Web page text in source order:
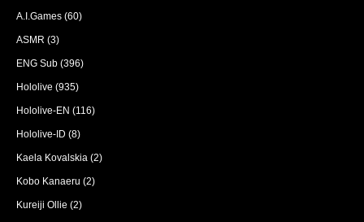
A.I.Games (60)
ASMR (3)
ENG Sub (396)
Hololive (935)
Hololive-EN (116)
Hololive-ID (8)
Kaela Kovalskia (2)
Kobo Kanaeru (2)
Kureiji Ollie (2)